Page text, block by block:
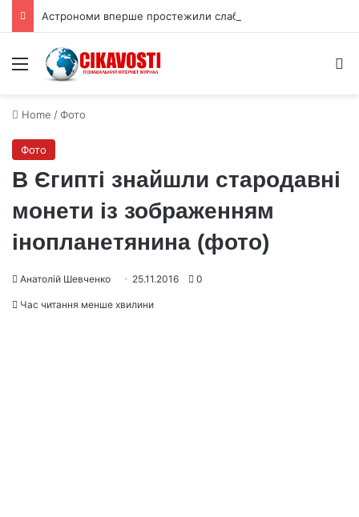
Menu
Home /Фото
Фото
В Єгипті знайшли стародавні
монети із зображенням
інопланетянина (фото)
Анатолій Шевченко 25.11.2016 0
Час читання менше хвилини